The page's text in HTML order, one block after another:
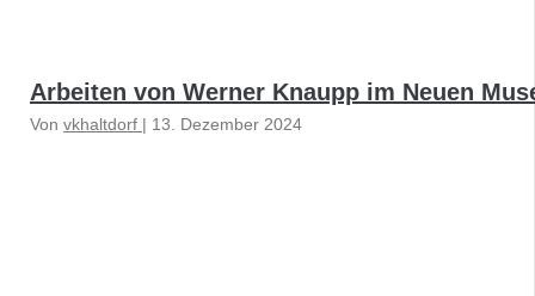
Arbeiten von Werner Knaupp im Neuen
Von vkhaltdorf | 13. Dezember 2024